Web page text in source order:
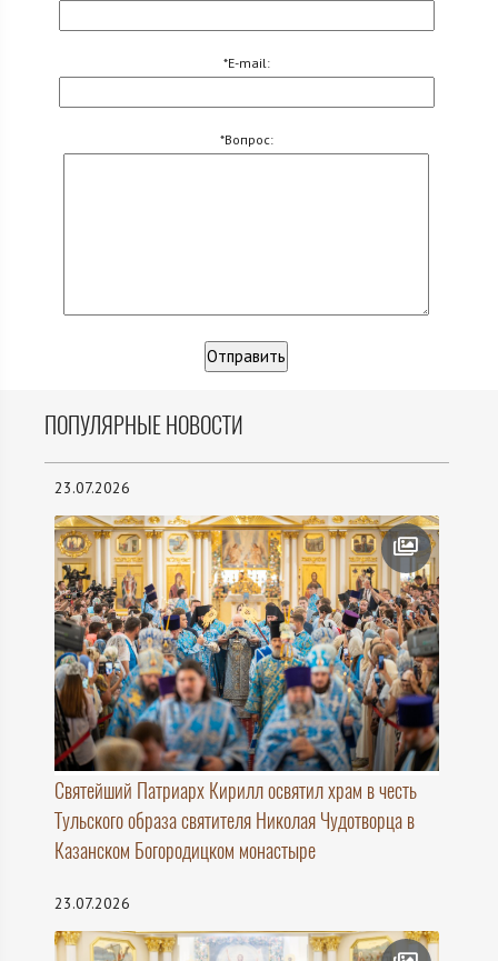
*E-mail:
*Вопрос:
ПОПУЛЯРНЫЕ НОВОСТИ
23.07.2026
Святейший Патриарх Кирилл освятил храм в честь
Тульского образа святителя Николая Чудотворца в
Казанском Богородицком монастыре
23.07.2026